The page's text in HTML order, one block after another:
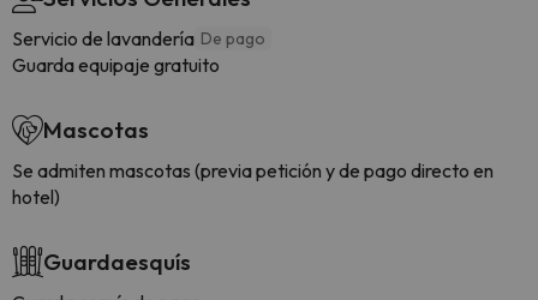
Servicio de lavandería De pago
Guarda equipaje gratuito
Mascotas
Se admiten mascotas (previa petición y de pago directo en
hotel)
Guardaesquís